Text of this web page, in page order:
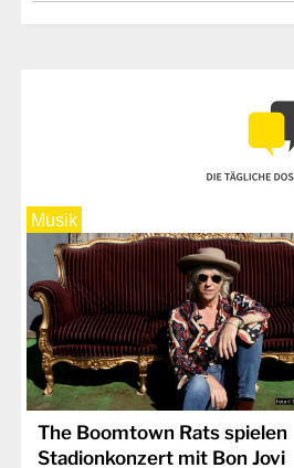
Musik
The Boomtown Rats spielen
Stadionkonzert mit Bon Jovi